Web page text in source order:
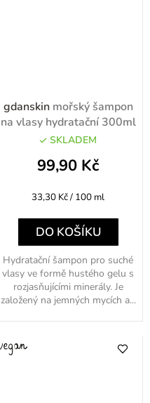
gdanskin mořský šampon
na vlasy hydratační 300ml
SKLADEM
99,90 Kč
Měrná
33,30 Kč / 100 ml
DO KOŠÍKU
Hydratační šampon pro suché
vlasy ve formě hustého gelu s
rozjasňujícími minerály. Je
založený na jemných mycích a...